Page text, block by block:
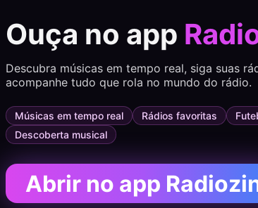
Ouça no app
Descubra músicas em tempo real, siga suas
acompanhe tudo que rola no mundo do rádio.
Músicas em tempo real Rádios favoritas
Descoberta musical
Abrir no app